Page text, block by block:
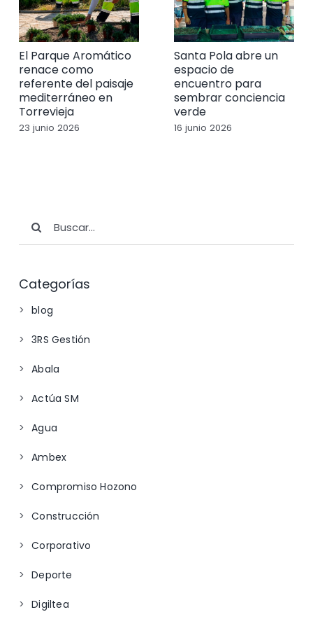
El Parque Aromático
renace como
referente del paisaje
mediterráneo en
Torrevieja
23 junio 2026
Santa Pola abre un
espacio de
encuentro para
sembrar conciencia
verde
16 junio 2026
Categorías
blog
3RS Gestión
Abala
Actúa SM
Agua
Ambex
Compromiso Hozono
Construcción
Corporativo
Deporte
Digiltea